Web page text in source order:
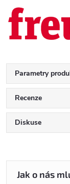
Parametry
Recenze
Diskuse